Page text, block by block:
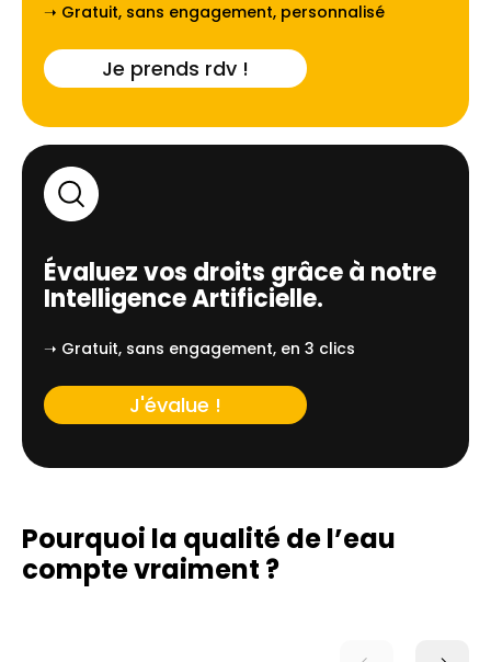
➝ Gratuit, sans engagement, personnalisé
Je prends rdv !
Évaluez vos droits grâce à notre
Intelligence Artificielle.
➝ Gratuit, sans engagement, en 3 clics
J'évalue !
Pourquoi la qualité de l’eau
compte vraiment ?